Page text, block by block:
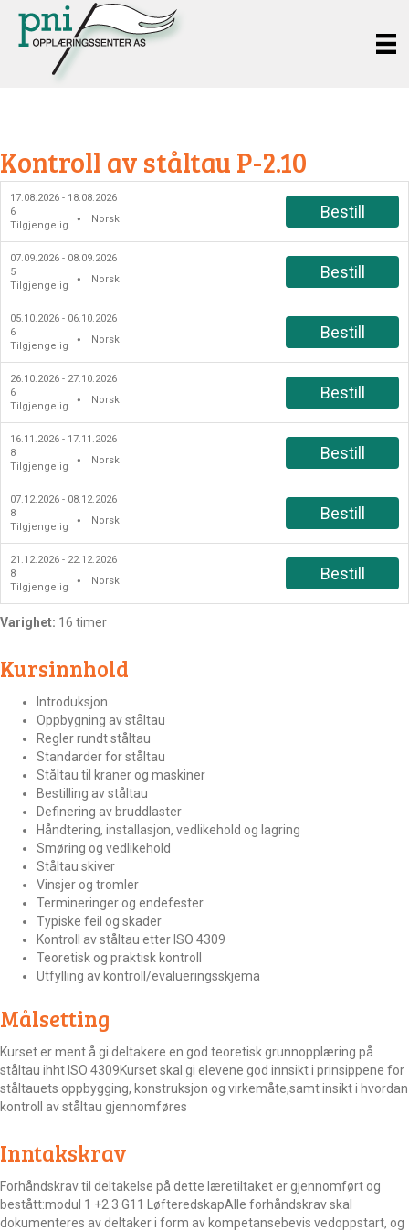
Kontroll av ståltau P-2.10
17.08.2026 - 18.08.2026
6
Tilgjengelig
● Norsk Bestill
07.09.2026 - 08.09.2026
5
Tilgjengelig
● Norsk Bestill
05.10.2026 - 06.10.2026
6
Tilgjengelig
● Norsk Bestill
26.10.2026 - 27.10.2026
6
Tilgjengelig
● Norsk Bestill
16.11.2026 - 17.11.2026
8
Tilgjengelig
● Norsk Bestill
07.12.2026 - 08.12.2026
8
Tilgjengelig
● Norsk Bestill
21.12.2026 - 22.12.2026
8
Tilgjengelig
● Norsk Bestill
Varighet: 16 timer
Kursinnhold
Introduksjon
Oppbygning av ståltau
Regler rundt ståltau
Standarder for ståltau
Ståltau til kraner og maskiner
Bestilling av ståltau
Definering av bruddlaster
Håndtering, installasjon, vedlikehold og lagring
Smøring og vedlikehold
Ståltau skiver
Vinsjer og tromler
Termineringer og endefester
Typiske feil og skader
Kontroll av ståltau etter ISO 4309
Teoretisk og praktisk kontroll
Utfylling av kontroll/evalueringsskjema
Målsetting
Kurset er ment å gi deltakere en god teoretisk grunnopplæring på
ståltau ihht ISO 4309Kurset skal gi elevene god innsikt i prinsippene for
ståltauets oppbygging, konstruksjon og virkemåte,samt insikt i hvordan
kontroll av ståltau gjennomføres
Inntakskrav
Forhåndskrav til deltakelse på dette læretiltaket er gjennomført og
bestått:modul 1 +2.3 G11 LøfteredskapAlle forhåndskrav skal
dokumenteres av deltaker i form av kompetansebevis vedoppstart, og